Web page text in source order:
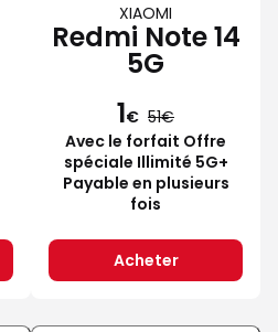
XIAOMI
Redmi Note 14
5G
1€ 51
Avec le forfait Offre
spéciale Illimité 5G+
Payable en plusieurs
fois
Acheter